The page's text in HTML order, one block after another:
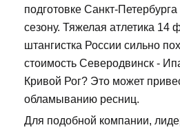
подготовке Санкт-
сезону. Тяжелая атлетика 14
штангистка России сильно
стоимость Северодвинск -
Кривой Рог? Это может
обламыванию ресниц.
Для подобной компании,